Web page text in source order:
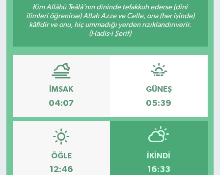
Kim Allâhü Teâlâ’nın dininde tefakkuh ederse (dînî
ilimleri öğrenirse) Allah Azze ve Celle, ona (her işinde)
kâfîdir ve onu, hiç ummadığı yerden rızıklandırıverir.
(Hadis-i Şerif)
İMSAK
04:07
GÜNEŞ
05:39
ÖĞLE
12:46
İKINDI
16:33